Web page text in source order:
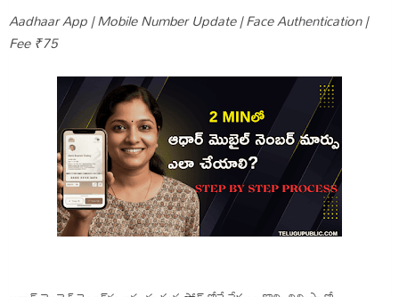
Aadhaar App | Mobile Number Update | Face Authentication |
Fee ₹75